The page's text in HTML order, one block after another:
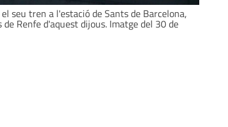
seu tren a l'estació de Sants de Barcelona,
Renfe d'aquest dijous. Imatge del 30 de